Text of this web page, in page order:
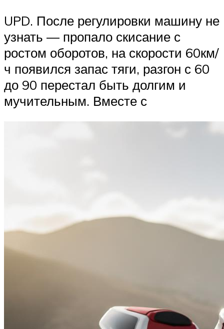
UPD. После регулировки машину не
узнать — пропало скисание с
ростом оборотов, на скорости 60км/
ч появился запас тяги, разгон с 60
до 90 перестал быть долгим и
мучительным. Вместе с